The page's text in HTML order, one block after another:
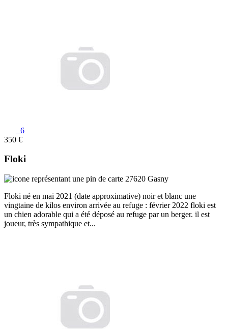
6
350 €
Floki
27620 Gasny
Floki né en mai 2021 (date approximative) noir et blanc une
vingtaine de kilos environ arrivée au refuge : février 2022 floki est
un chien adorable qui a été déposé au refuge par un berger. il est
joueur, très sympathique et...